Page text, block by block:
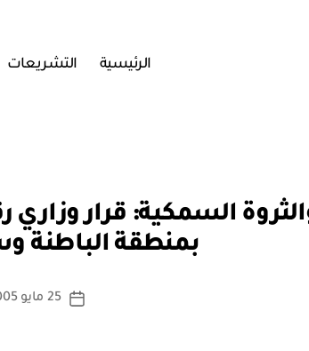
الرئيسية التشريعات
بمنطقة الباطنة
تاريخ
25 مايو 2005